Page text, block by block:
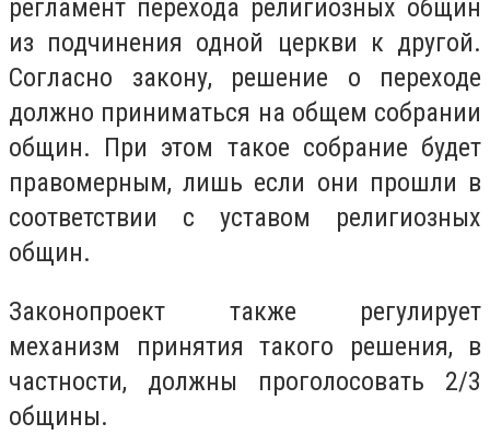
регламент перехода религиозных общин
из подчинения одной церкви к другой.
Согласно закону, решение о переходе
должно приниматься на общем собрании
общин. При этом такое собрание будет
правомерным, лишь если они прошли в
соответствии с уставом религиозных
общин.
Законопроект также регулирует
механизм принятия такого решения, в
частности, должны проголосовать 2/3
общины.